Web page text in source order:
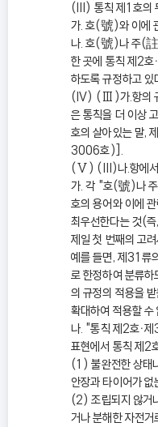
(III) 통칙 제1호의
가. 호(號)와 이에
나. 호(號)나 주(註
한 곳에 통칙 제2호
하도록 규정하고 있
(IV) (Ⅲ)가.항의 규
은 통칙을 더 이상
호의 살아있는 말,
3006호)].
(Ⅴ) (III)나.항에
가. 각 "호(號)나
호의 용어와 이에
최우선한다는 것(
제일 첫 번째의 고
예를 들면, 제31류
로 한정하여 분류
의 규정의 적용을
확대하여 적용할 수
나. "통칙 제2호ㆍ
표현에서 통칙 제2
(1) 불완전한 상태
안장과 타이어가
(2) 조립되지 않거
거나 분해한 자전